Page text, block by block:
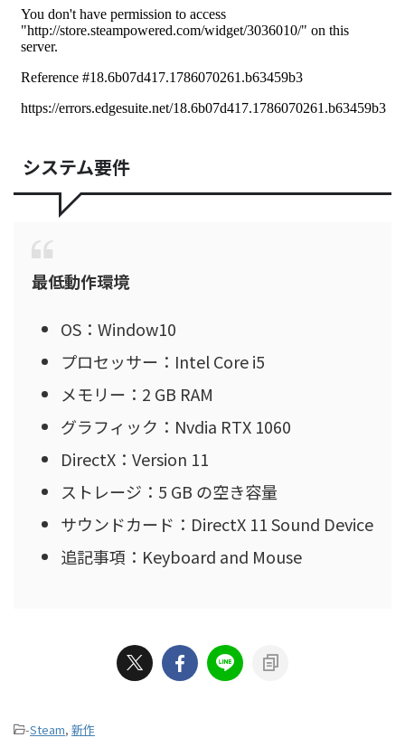
システム要件
最低動作環境
OS：Window10
プロセッサー：Intel Core i5
メモリー：2 GB RAM
グラフィック：Nvdia RTX 1060
DirectX：Version 11
ストレージ：5 GB の空き容量
サウンドカード：DirectX 11 Sound Device
追記事項：Keyboard and Mouse
-Steam, 新作